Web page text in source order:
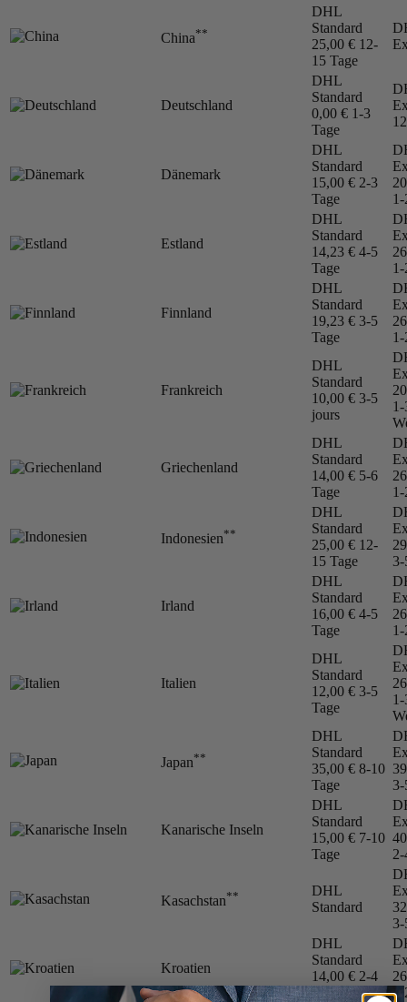
China**
DHL
Standard
25,00 € 12-
15 Tage
Deutschland
DHL
Standard
0,00 € 1-3
Tage
Dänemark
DHL
Standard
15,00 € 2-3
Tage
1-
Estland
DHL
Standard
14,23 € 4-5
Tage
1-
Finnland
DHL
Standard
19,23 € 3-5
Tage
1-
Frankreich
DHL
Standard
10,00 € 3-5
jours
1-
Griechenland
DHL
Standard
14,00 € 5-6
Tage
1-
Indonesien**
DHL
Standard
25,00 € 12-
15 Tage
3-
Irland
DHL
Standard
16,00 € 4-5
Tage
1-
Italien
DHL
Standard
12,00 € 3-5
Tage
1-
Japan**
DHL
Standard
35,00 € 8-10
Tage
3-
Kanarische Inseln
DHL
Standard
15,00 € 7-10
Tage
2-
Kasachstan**
DHL
Standard
3-
Kroatien
DHL
Standard
14,00 € 2-4
Tage
1-